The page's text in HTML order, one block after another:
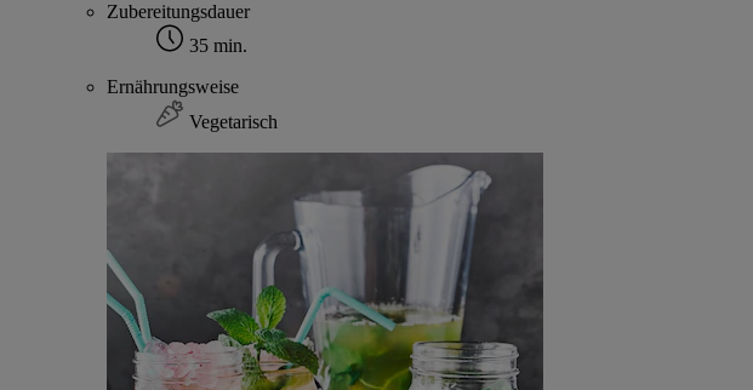
Zubereitungsdauer
35 min.
Ernährungsweise
Vegetarisch